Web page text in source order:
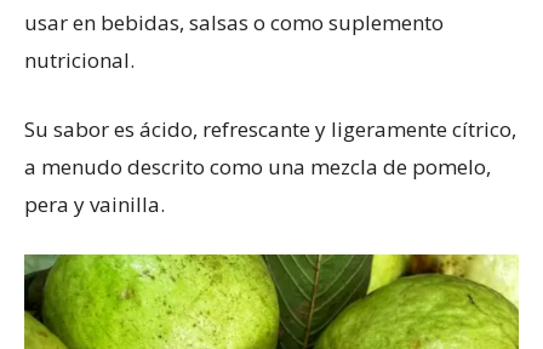
usar en bebidas, salsas o como suplemento
nutricional.
Su sabor es ácido, refrescante y ligeramente cítrico,
a menudo descrito como una mezcla de pomelo,
pera y vainilla.